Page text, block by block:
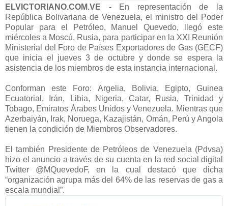
ELVICTORIANO.COM.VE -
En representación de la
República Bolivariana de Venezuela, el ministro del Poder
Popular para el Petróleo, Manuel Quevedo, llegó este
miércoles a Moscú, Rusia, para participar en la XXI Reunión
Ministerial del Foro de Países Exportadores de Gas (GECF)
que inicia el jueves 3 de octubre y donde se espera la
asistencia de los miembros de esta instancia internacional.
Conforman este Foro: Argelia, Bolivia, Egipto, Guinea
Ecuatorial, Irán, Libia, Nigeria, Catar, Rusia, Trinidad y
Tobago, Emiratos Árabes Unidos y Venezuela. Mientras que
Azerbaiyán, Irak, Noruega, Kazajistán, Omán, Perú y Angola
tienen la condición de Miembros Observadores.
El también Presidente de Petróleos de Venezuela (Pdvsa)
hizo el anuncio a través de su cuenta en la red social digital
Twitter @MQuevedoF, en la cual destacó que dicha
“organización agrupa más del 64% de las reservas de gas a
escala mundial”.